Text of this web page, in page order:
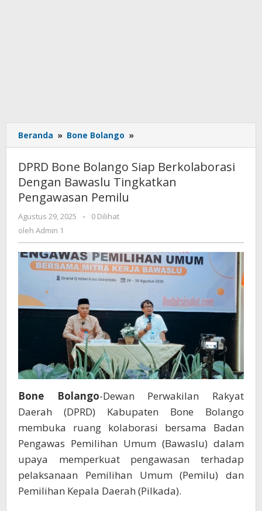
Beranda » Bone Bolango »
Bone
Siap
Berkolaborasi
Pemilu
DPRD Bone Bolango Siap Berkolaborasi
Dengan Bawaslu Tingkatkan
Pengawasan Pemilu
Agustus 29, 2025
oleh
-
0 Dilihat
oleh Admin 1
Bone Bolango-Dewan Perwakilan Rakyat
Daerah (DPRD) Kabupaten Bone Bolango
membuka ruang kolaborasi bersama Badan
Pengawas Pemilihan Umum (Bawaslu) dalam
upaya memperkuat pengawasan terhadap
pelaksanaan Pemilihan Umum (Pemilu) dan
Pemilihan Kepala Daerah (Pilkada).